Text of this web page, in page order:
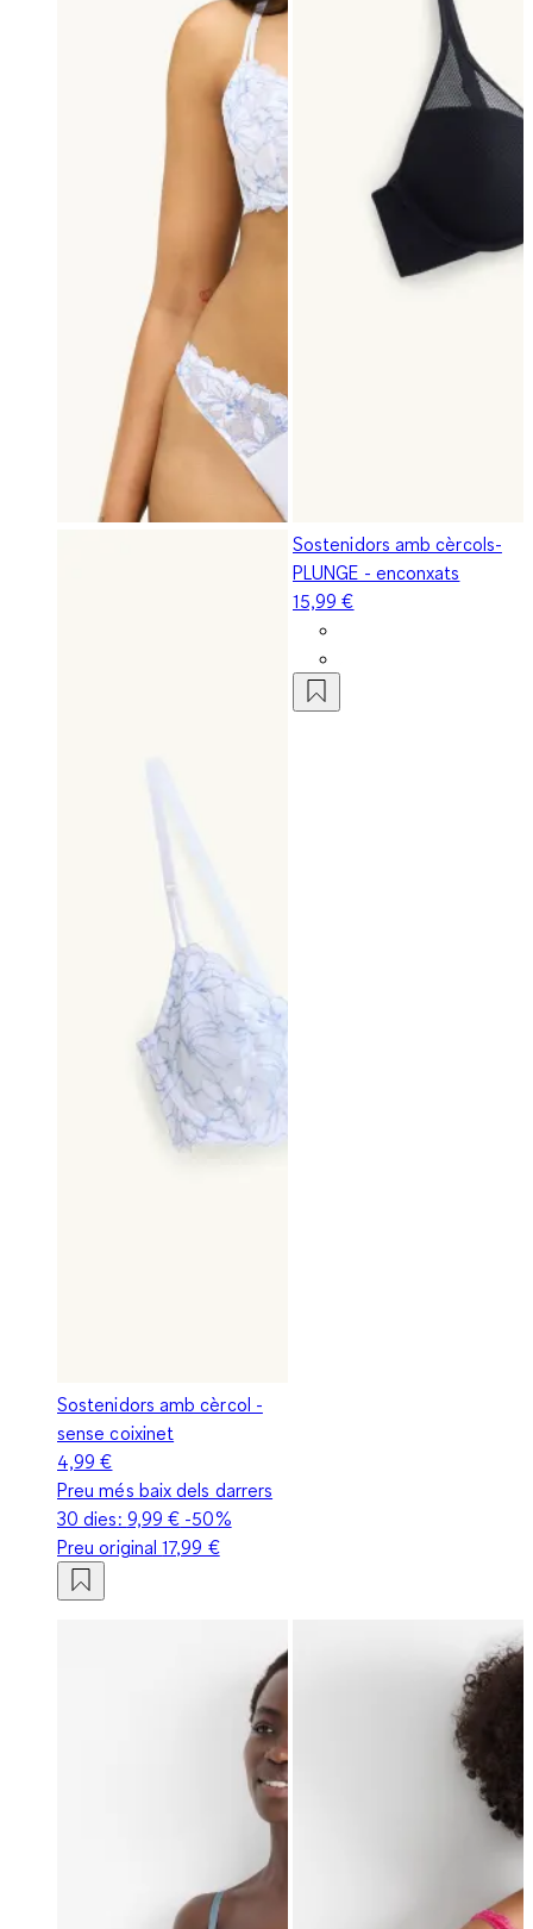
Sostenidors amb cèrcol -
sense coixinet
4,99 €
Preu més baix dels darrers
30 dies: 9,99 € -50%
Preu original17,99 €
Sostenidors amb cèrcols-
PLUNGE - enconxats
15,99 €